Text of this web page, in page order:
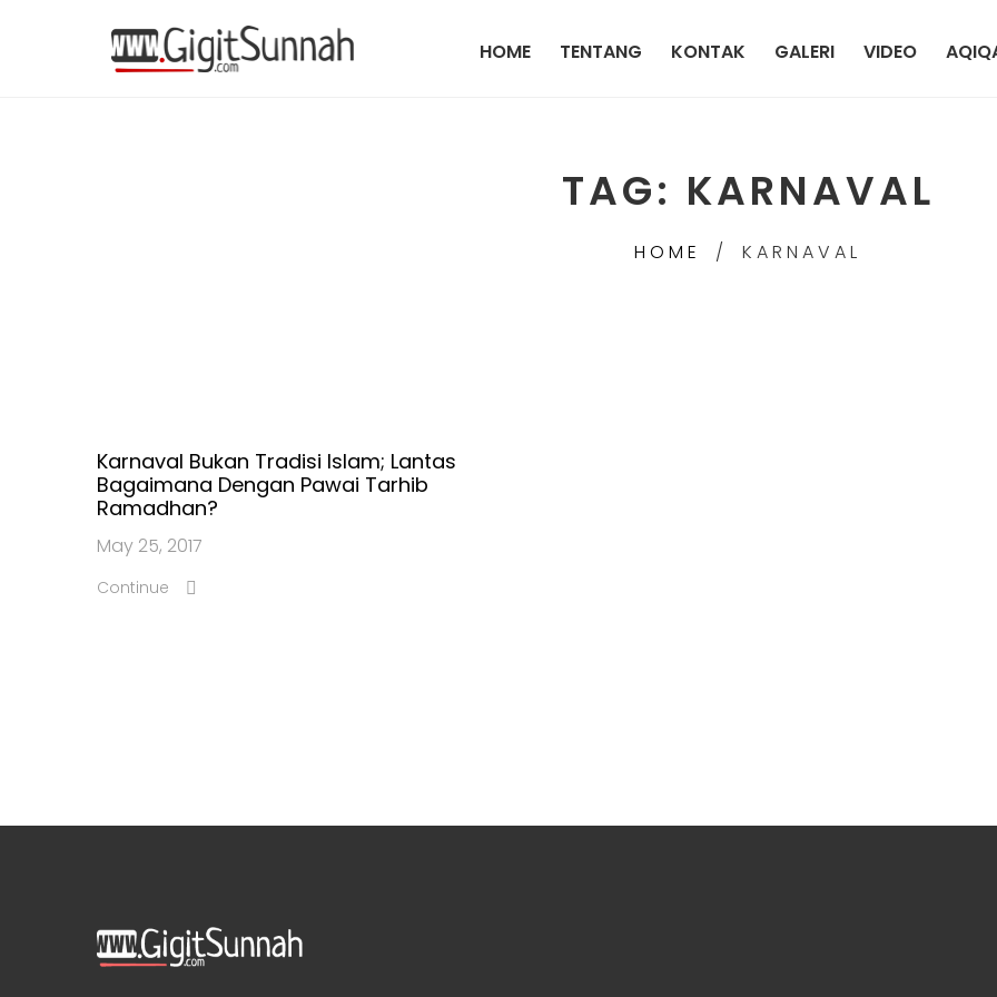
HOME TENTANG KONTAK GALERI VIDEO
TAG: KARNAVAL
HOME KARNAVAL
Karnaval Bukan Tradisi Islam; Lantas
Bagaimana Dengan Pawai Tarhib
Ramadhan?
May 25, 2017
Continue